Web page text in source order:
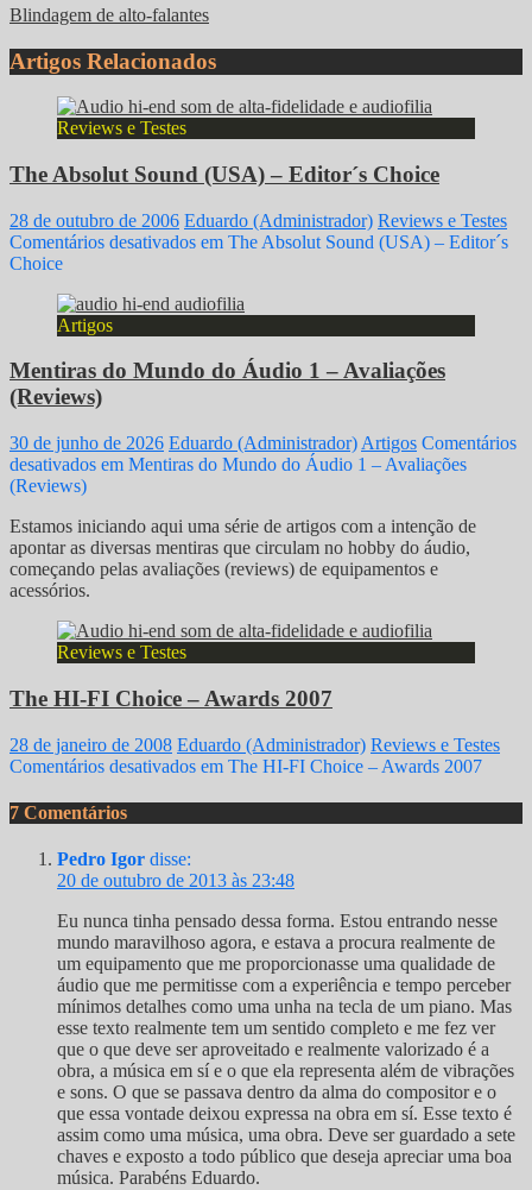
Blindagem de alto-falantes
Artigos Relacionados
Reviews e Testes
The Absolut Sound (USA) – Editor´s Choice
28 de outubro de 2006 Eduardo (Administrador) Reviews e Testes
Comentários desativados em The Absolut Sound (USA) – Editor´s
Choice
Artigos
Mentiras do Mundo do Áudio 1 – Avaliações
(Reviews)
30 de junho de 2026 Eduardo (Administrador) Artigos Comentários
desativados em Mentiras do Mundo do Áudio 1 – Avaliações
(Reviews)
Estamos iniciando aqui uma série de artigos com a intenção de
apontar as diversas mentiras que circulam no hobby do áudio,
começando pelas avaliações (reviews) de equipamentos e
acessórios.
Reviews e Testes
The HI-FI Choice – Awards 2007
28 de janeiro de 2008 Eduardo (Administrador) Reviews e Testes
Comentários desativados em The HI-FI Choice – Awards 2007
7 Comentários
Pedro Igor disse:
20 de outubro de 2013 às 23:48
Eu nunca tinha pensado dessa forma. Estou entrando nesse
mundo maravilhoso agora, e estava a procura realmente de
um equipamento que me proporcionasse uma qualidade de
áudio que me permitisse com a experiência e tempo perceber
mínimos detalhes como uma unha na tecla de um piano. Mas
esse texto realmente tem um sentido completo e me fez ver
que o que deve ser aproveitado e realmente valorizado é a
obra, a música em sí e o que ela representa além de vibrações
e sons. O que se passava dentro da alma do compositor e o
que essa vontade deixou expressa na obra em sí. Esse texto é
assim como uma música, uma obra. Deve ser guardado a sete
chaves e exposto a todo público que deseja apreciar uma boa
música. Parabéns Eduardo.